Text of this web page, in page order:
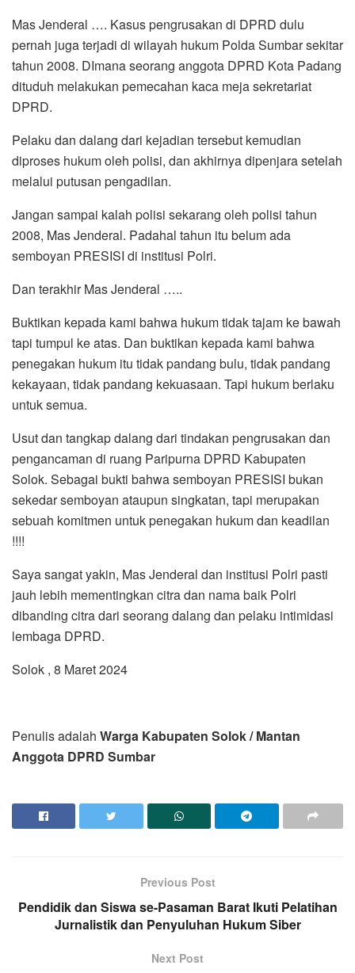
Mas Jenderal …. Kasus pengrusakan di DPRD dulu
pernah juga terjadi di wilayah hukum Polda Sumbar sekitar
tahun 2008. DImana seorang anggota DPRD Kota Padang
dituduh melakukan pemecahan kaca meja sekretariat
DPRD.
Pelaku dan dalang dari kejadian tersebut kemudian
diproses hukum oleh polisi, dan akhirnya dipenjara setelah
melalui putusan pengadilan.
Jangan sampai kalah polisi sekarang oleh polisi tahun
2008, Mas Jenderal. Padahal tahun itu belum ada
semboyan PRESISI di institusi Polri.
Dan terakhir Mas Jenderal …..
Buktikan kepada kami bahwa hukum tidak tajam ke bawah
tapi tumpul ke atas. Dan buktikan kepada kami bahwa
penegakan hukum itu tidak pandang bulu, tidak pandang
kekayaan, tidak pandang kekuasaan. Tapi hukum berlaku
untuk semua.
Usut dan tangkap dalang dari tindakan pengrusakan dan
pengancaman di ruang Paripurna DPRD Kabupaten
Solok. Sebagai bukti bahwa semboyan PRESISI bukan
sekedar semboyan ataupun singkatan, tapi merupakan
sebuah komitmen untuk penegakan hukum dan keadilan
!!!!
Saya sangat yakin, Mas Jenderal dan institusi Polri pasti
jauh lebih mementingkan citra dan nama baik Polri
dibanding citra dari seorang dalang dan pelaku intimidasi
lembaga DPRD.
Solok , 8 Maret 2024
Penulis adalah Warga Kabupaten Solok / Mantan
Anggota DPRD Sumbar
Previous Post
Pendidik dan Siswa se-Pasaman Barat Ikuti Pelatihan
Jurnalistik dan Penyuluhan Hukum Siber
Next Post